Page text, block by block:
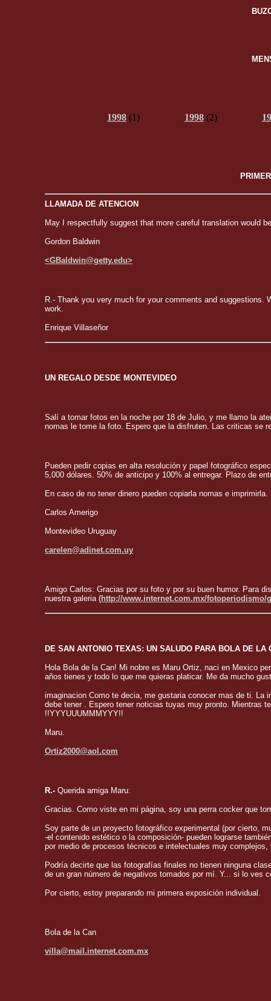
1998 (1) 1998 (2)
LLAMADA DE ATENCION
May I respectfully suggest that more careful translation would
Gordon Baldwin
<GBaldwin@getty.edu>
R.- Thank you very much for your comments and suggestions.
work.
Enrique Villaseñor
UN REGALO DESDE MONTEVIDEO
Salí a tomar fotos en la noche por 18 de Julio, y me llamo la
nomas le tome la foto. Espero que la disfruten. Las criticas se
Pueden pedir copias en alta resolución y papel fotográfico
5,000 dólares. 50% de anticipo y 100% al entregar. Plazo de
En caso de no tener dinero pueden copiarla nomas e imprimirla.
Carlos Amerigo
Montevideo Uruguay
carelen@adinet.com.uy
Amigo Carlos: Gracias por su foto y por su buen humor. Para
nuestra galeria (http://www.internet.com.mx/fotoperiodismo/
DE SAN ANTONIO TEXAS: UN SALUDO PARA BOLA DE LA
Hola Bola de la Can! Mi nobre es Maru Ortiz, naci en Mexico
años tienes y todo lo que me quieras platicar. Me da mucho
imaginacion Como te decia, me gustaria conocer mas de ti. La
debe tener . Espero tener noticias tuyas muy pronto. Mientras
!!YYYUUUMMMYYY!!
Maru.
Ortiz2000@aol.com
R.- Querida amiga Maru:
Gracias. Como viste en mi página, soy una perra cocker que
Soy parte de un proyecto fotográfico experimental (por cierto,
-el contenido estético o la composición- pueden lograrse
por medio de procesos técnicos e intelectuales muy
Podría decirte que las fotografías finales no tienen ninguna
de un gran número de negativos tomados por mí. Y... si lo ves
Por cierto, estoy preparando mi primera exposición individual.
Bola de la Can
villa@mail.internet.com.mx